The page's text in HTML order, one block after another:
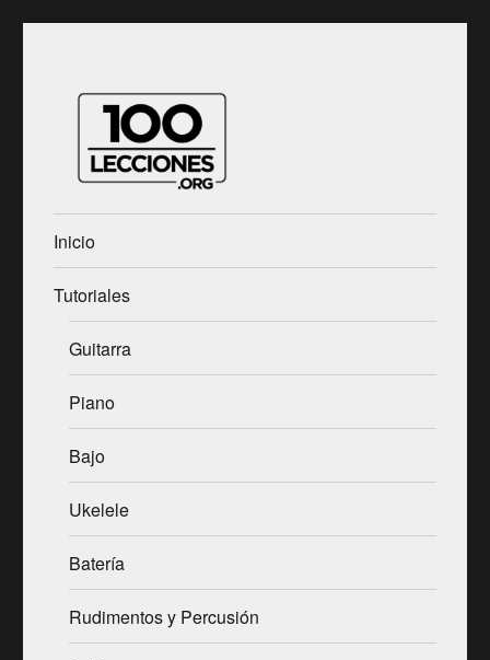
100Lecciones.Org
Inicio
Tutoriales
Guitarra
Piano
Bajo
Ukelele
Batería
Rudimentos y Percusión